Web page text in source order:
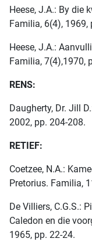
Heese, J.A.: By die
Familia, 6(4), 1969,
Heese, J.A.:
Familia, 7(4),1970,
RENS:
Daugherty, Dr. Jill
2002, pp. 204-208.
RETIEF:
Coetzee, N.A.:
Pretorius. Familia,
De Villiers, C.G.S.:
Caledon en die
1965, pp. 22-24.